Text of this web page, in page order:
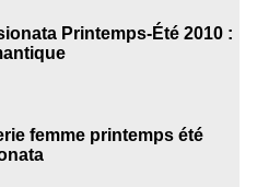
Printemps-Été 2010 :
femme printemps été